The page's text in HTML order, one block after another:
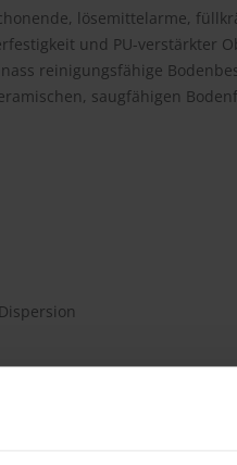
lösemittelarme,
und PU-verstärkter
reinigungsfähige
saugfähigen